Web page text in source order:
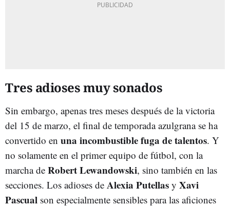
Tres adioses muy sonados
Sin embargo, apenas tres meses después de la victoria
del 15 de marzo, el final de temporada azulgrana se ha
convertido en una incombustible fuga de talentos. Y
no solamente en el primer equipo de fútbol, con la
marcha de RobertLewandowski, sino también en las
secciones. Los adioses de Alexia Putellas y Xavi
Pascual son especialmente sensibles para las aficiones